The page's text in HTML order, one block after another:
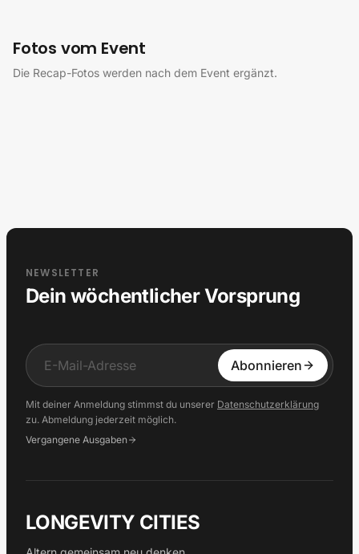
Fotos vom Event
Die Recap-Fotos werden nach dem Event ergänzt.
NEWSLETTER
Dein wöchentlicher Vorsprung
Input Abonnieren
Mit deiner Anmeldung stimmst du unserer Datenschutzerklärung
zu. Abmeldung jederzeit möglich.
Vergangene Ausgaben
LONGEVITY CITIES